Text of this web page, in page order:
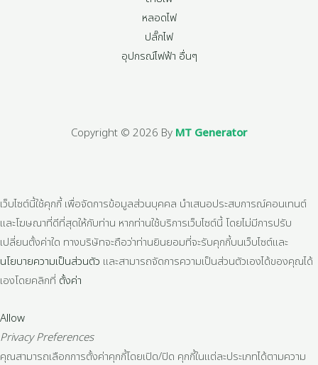
หลอดไฟ
ปลั๊กไฟ
อุปกรณ์ไฟฟ้า อื่นๆ
Copyright © 2026 By MT Generator
เว็บไซต์นี้ใช้คุกกี้ เพื่อจัดการข้อมูลส่วนบุคคล นำเสนอประสบการณ์คอนเทนต์
และโฆษณาที่ดีที่สุดให้กับท่าน หากท่านใช้บริการเว็บไซต์นี้ โดยไม่มีการปรับ
เปลี่ยนตั้งค่าใด ทางบริษัทจะถือว่าท่านยินยอมที่จะรับคุกกี้บนเว็บไซต์และ
นโยบายความเป็นส่วนตัว และสามารถจัดการความเป็นส่วนตัวเองได้ของคุณได้
เองโดยคลิกที่ ตั้งค่า
Allow
Privacy Preferences
คุณสามารถเลือกการตั้งค่าคุกกี้โดยเปิด/ปิด คุกกี้ในแต่ละประเภทได้ตามความ